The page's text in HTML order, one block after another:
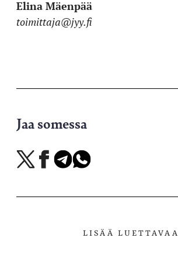
Elina Mäenpää
toimittaja@jyy.fi
Jaa somessa
Jaa
X-
Jaa
Facebookissa
Jaa
Telegramissa
Jaa
WhatsAppissa
LISÄÄ LUETTAVAA